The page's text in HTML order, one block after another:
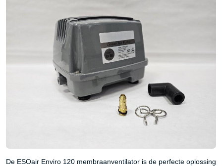
De ESOair Enviro 120 membraanventilator is de perfecte oplossing